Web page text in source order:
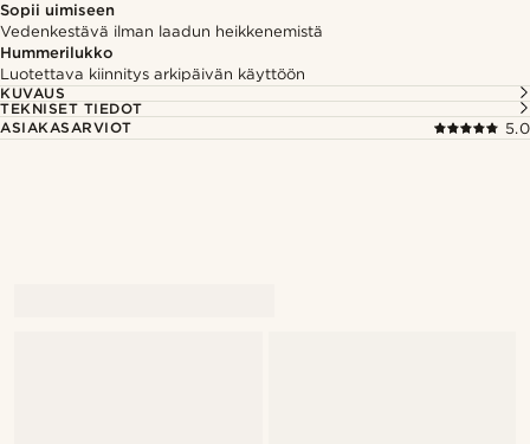
Sopii uimiseen
Vedenkestävä ilman laadun heikkenemistä
Hummerilukko
Luotettava kiinnitys arkipäivän käyttöön
KUVAUS
TEKNISET TIEDOT
ASIAKASARVIOT
5.0